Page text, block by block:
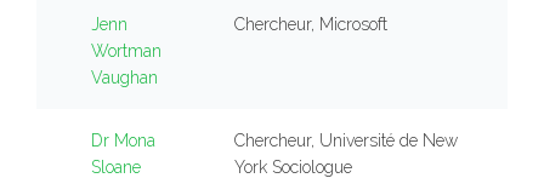
Jenn
Wortman
Vaughan
Chercheur, Microsoft
Dr Mona
Sloane
Chercheur, Université de New
York Sociologue